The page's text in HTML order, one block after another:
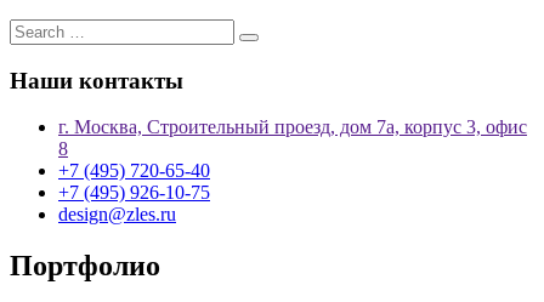
Наши контакты
г. Москва, Строительный проезд, дом 7а, корпус 3, офис
8
+7 (495) 720-65-40
+7 (495) 926-10-75
design@zles.ru
Портфолио